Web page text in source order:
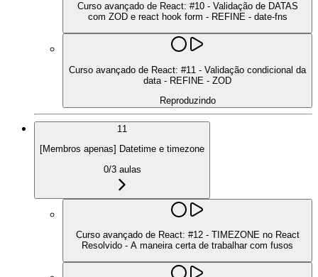
Curso avançado de React: #10 - Validação de DATAS
com ZOD e react hook form - REFINE - date-fns
Curso avançado de React: #11 - Validação condicional da
data - REFINE - ZOD
Reproduzindo
11
[Membros apenas] Datetime e timezone
0/3aulas
Curso avançado de React: #12 - TIMEZONE no React
Resolvido - A maneira certa de trabalhar com fusos